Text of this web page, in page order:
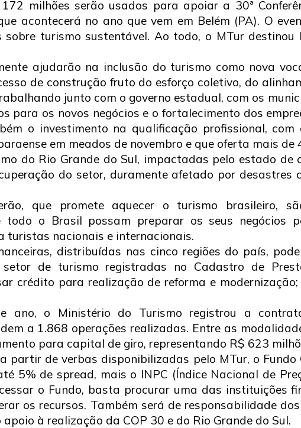
milhões serão usados para apoiar a 30ª
acontecerá no ano que vem em Belém (PA). O
sobre turismo sustentável. Ao todo, o MTur
ajudarão na inclusão do turismo como nova
de construção fruto do esforço coletivo, do
junto com o governo estadual, com os
para os novos negócios e o fortalecimento dos
o investimento na qualificação profissional,
em meados de novembro e que oferta mais de
do Rio Grande do Sul, impactadas pelo estado de
do setor, duramente afetado por desastres
que promete aquecer o turismo brasileiro,
todo o Brasil possam preparar os seus negócios
turistas nacionais e internacionais.
distribuídas nas cinco regiões do país,
de turismo registradas no Cadastro de
crédito para realização de reforma e
ano, o Ministério do Turismo registrou a
a 1.868 operações realizadas. Entre as
para capital de giro, representando R$ 623
partir de verbas disponibilizadas pelo MTur, o
5% de spread, mais o INPC (Índice Nacional de
o Fundo, basta procurar uma das instituições
os recursos. Também será de responsabilidade
à realização da COP 30 e do Rio Grande do Sul.